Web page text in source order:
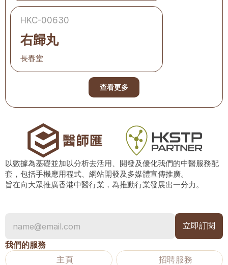
HKC-00630
右歸丸
長春堂
查看更多
以數據為基礎並加以分析去活用、開發及優化我們的中醫服務配
套，包括手機應用程式、網站開發及多媒體宣傳推廣。
旨在向大眾推廣香港中醫行業，為推動行業發展出一分力。
我們的服務
主頁
招聘服務